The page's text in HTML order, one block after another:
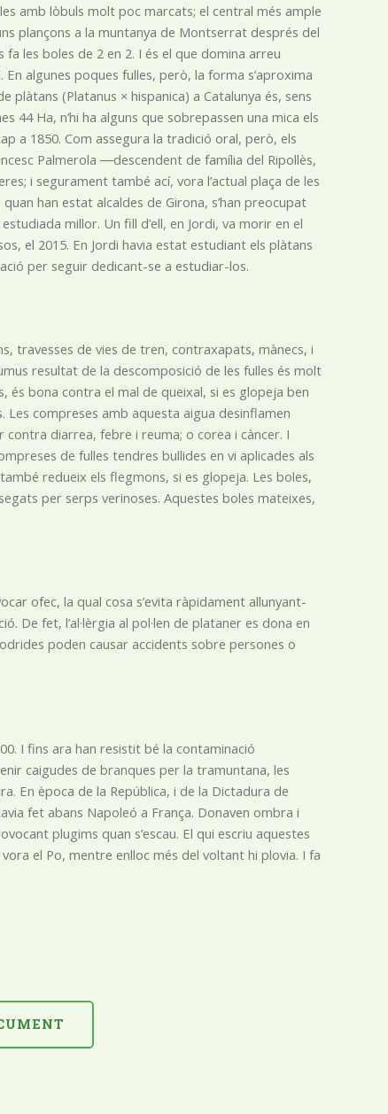
amb lòbuls molt poc marcats; el central més ample
plançons a la muntanya de Montserrat després del
fa les boles de 2 en 2. I és el que domina arreu
algunes poques fulles, però, la forma s’aproxima
plàtans (Platanus × hispanica) a Catalunya és, sens
44 Ha, n’hi ha alguns que sobrepassen una mica els
a 1850. Com assegura la tradició oral, però, els
Palmerola ―descendent de família del Ripollès,
i segurament també ací, vora l’actual plaça de les
han estat alcaldes de Girona, s’han preocupat
millor. Un fill d’ell, en Jordi, va morir en el
el 2015. En Jordi havia estat estudiant els plàtans
per seguir dedicant-se a estudiar-los.
travesses de vies de tren, contraxapats, mànecs, i
resultat de la descomposició de les fulles és molt
és bona contra el mal de queixal, si es glopeja ben
Les compreses amb aquesta aigua desinflamen
contra diarrea, febre i reuma; o corea i càncer. I
de fulles tendres bullides en vi aplicades als
redueix els flegmons, si es glopeja. Les boles,
per serps verinoses. Aquestes boles mateixes,
ofec, la qual cosa s’evita ràpidament allunyant-
De fet, l’al·lèrgia al pol·len de plataner es dona en
poden causar accidents sobre persones o
I fins ara han resistit bé la contaminació
caigudes de branques per la tramuntana, les
En època de la República, i de la Dictadura de
fet abans Napoleó a França. Donaven ombra i
plugims quan s’escau. El qui escriu aquestes
el Po, mentre enlloc més del voltant hi plovia. I fa